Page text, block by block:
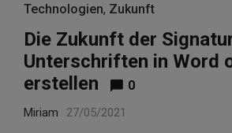
Technologien, Zukunft
Die Zukunft der
Unterschriften in Word
erstellen
0
Miriam 27/05/2021